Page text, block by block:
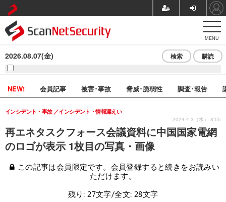
MENU
2026.08.07(金) 検索 購読
NEW! 会員記事 被害･事故 脅威･脆弱性 調査･報告
再エネタスクフォース会議資料に中国国家電網
のロゴが表示 1枚目の写真・画像
インシデント・事故 インシデント・情報漏えい
2024.4.3（水） 8:05
この記事は会員限定です。会員登録すると続きをお読みい
ただけます。
残り: 27文字/全文: 28文字